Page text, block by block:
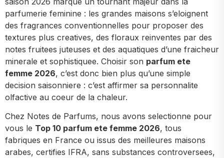
parfumerie feminine : les grandes maisons s’eloignent
des fragrances conventionnelles pour proposer des
textures plus creatives, des floraux reinventes par des
notes fruitees juteuses et des aquatiques d’une fraicheur
minerale et sophistiquee. Choisir son parfum ete
femme 2026, c’est donc bien plus qu’une simple
decision saisonniere : c’est affirmer sa personnalite
olfactive au coeur de la chaleur.
Chez Notes de Parfums, nous avons selectionne pour
vous le Top 10 parfum ete femme 2026, tous
fabriques en France ou issus des meilleures maisons
arabes, certifies IFRA, sans substances controversees,